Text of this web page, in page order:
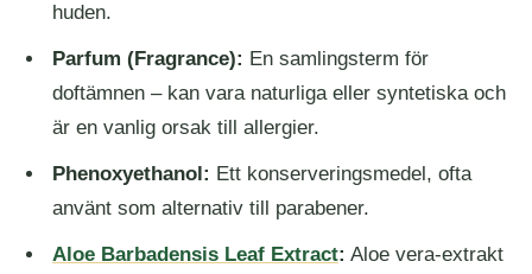
huden.
Parfum (Fragrance): En samlingsterm för
doftämnen – kan vara naturliga eller syntetiska och
är en vanlig orsak till allergier.
Phenoxyethanol: Ett konserveringsmedel, ofta
använt som alternativ till parabener.
Aloe Barbadensis Leaf Extract: Aloe vera-extrakt